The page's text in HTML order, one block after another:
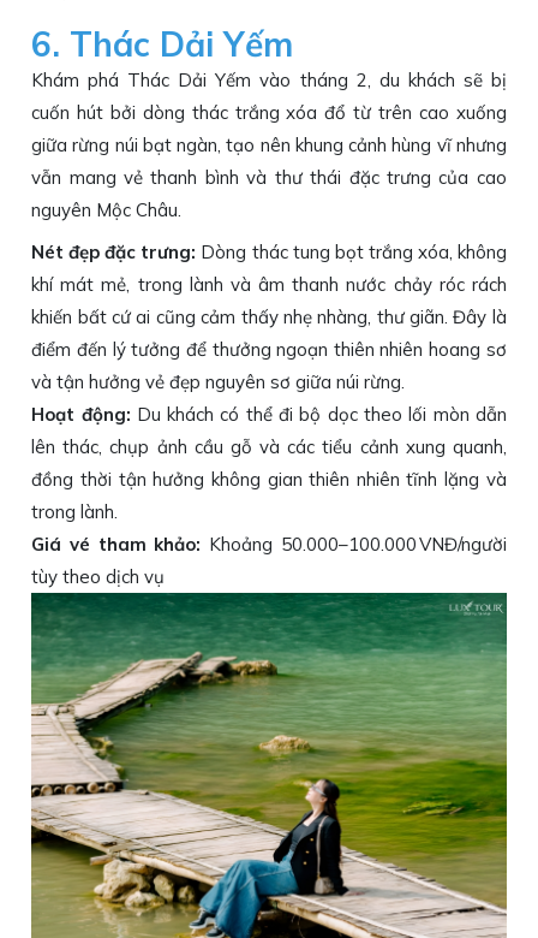
6. Thác Dải Yếm
Khám phá Thác Dải Yếm vào tháng 2, du khách sẽ bị
cuốn hút bởi dòng thác trắng xóa đổ từ trên cao xuống
giữa rừng núi bạt ngàn, tạo nên khung cảnh hùng vĩ nhưng
vẫn mang vẻ thanh bình và thư thái đặc trưng của cao
nguyên Mộc Châu.
Nét đẹp đặc trưng: Dòng thác tung bọt trắng xóa, không
khí mát mẻ, trong lành và âm thanh nước chảy róc rách
khiến bất cứ ai cũng cảm thấy nhẹ nhàng, thư giãn. Đây là
điểm đến lý tưởng để thưởng ngoạn thiên nhiên hoang sơ
và tận hưởng vẻ đẹp nguyên sơ giữa núi rừng.
Hoạt động: Du khách có thể đi bộ dọc theo lối mòn dẫn
lên thác, chụp ảnh cầu gỗ và các tiểu cảnh xung quanh,
đồng thời tận hưởng không gian thiên nhiên tĩnh lặng và
trong lành.
Giá vé tham khảo: Khoảng 50.000–100.000 VNĐ/người
tùy theo dịch vụ